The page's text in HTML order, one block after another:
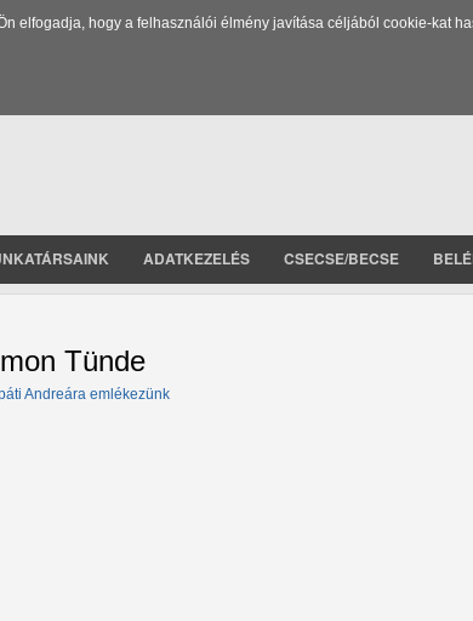
elfogadja, hogy a felhasználói élmény javítása céljából cookie-kat
ADATKEZELÉS CSECSE/BECSE
Tünde
Andreára emlékezünk